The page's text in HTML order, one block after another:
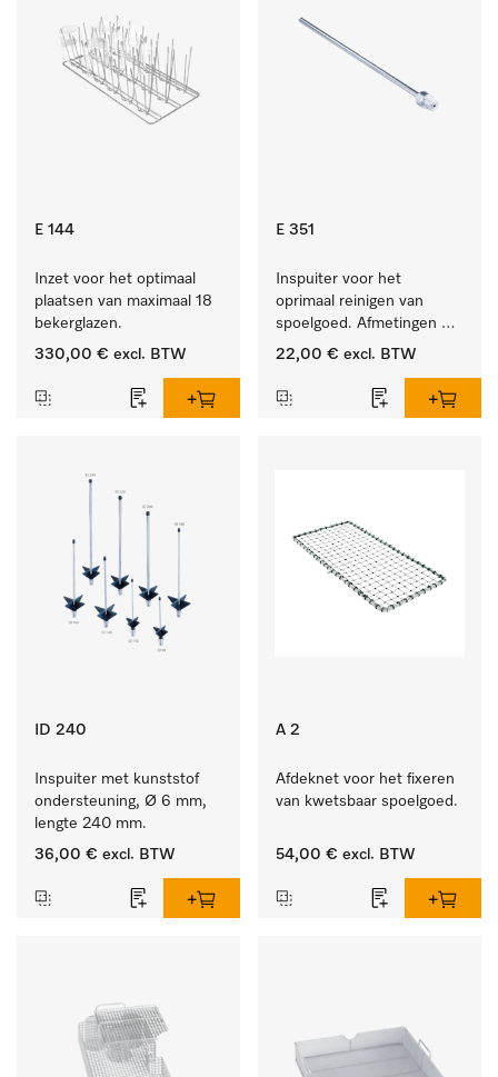
E 144
Inzet voor het optimaal
plaatsen van maximaal 18
bekerglazen.
330,00 € excl. BTW
E 351
Inspuiter voor het
oprimaal reinigen van
spoelgoed. Afmetingen 4
x 160 mm.
22,00 € excl. BTW
ID 240
Inspuiter met kunststof
ondersteuning, Ø 6 mm,
lengte 240 mm.
36,00 € excl. BTW
A 2
Afdeknet voor het fixeren
van kwetsbaar spoelgoed.
54,00 € excl. BTW